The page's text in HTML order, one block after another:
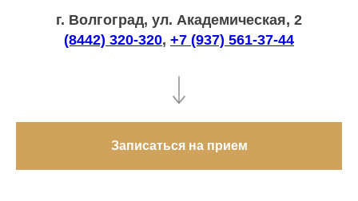
г. Волгоград, ул. Академическая, 2
(8442) 320-320, +7 (937) 561-37-44
Записаться на прием